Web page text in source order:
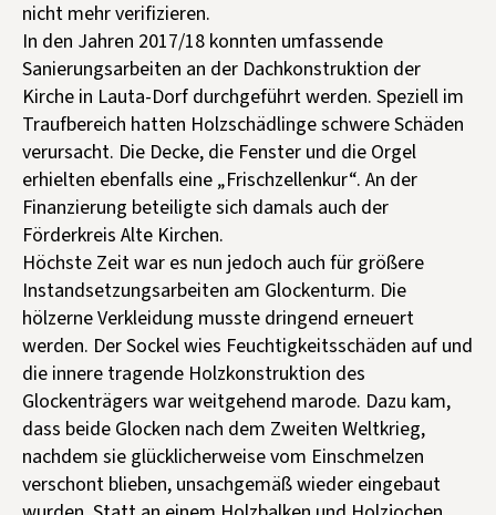
nicht mehr verifizieren.
In den Jahren 2017/18 konnten umfassende
Sanierungsarbeiten an der Dachkonstruktion der
Kirche in Lauta-Dorf durchgeführt werden. Speziell im
Traufbereich hatten Holzschädlinge schwere Schäden
verursacht. Die Decke, die Fenster und die Orgel
erhielten ebenfalls eine „Frischzellenkur“. An der
Finanzierung beteiligte sich damals auch der
Förderkreis Alte Kirchen.
Höchste Zeit war es nun jedoch auch für größere
Instandsetzungsarbeiten am Glockenturm. Die
hölzerne Verkleidung musste dringend erneuert
werden. Der Sockel wies Feuchtigkeitsschäden auf und
die innere tragende Holzkonstruktion des
Glockenträgers war weitgehend marode. Dazu kam,
dass beide Glocken nach dem Zweiten Weltkrieg,
nachdem sie glücklicherweise vom Einschmelzen
verschont blieben, unsachgemäß wieder eingebaut